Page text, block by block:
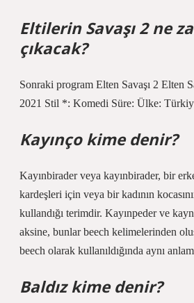
Eltilerin Savaşı 2 ne
çıkacak?
Sonraki program Elten Savaşı 2 Elten
2021 Stil *: Komedi Süre: Ülke:
Kayınço kime denir?
Kayınbirader veya kayınbirader, bir
kardeşleri için veya bir kadının
kullandığı terimdir. Kayınpeder ve
aksine, bunlar beech kelimelerinden
beech olarak kullanıldığında aynı
Baldız kime denir?